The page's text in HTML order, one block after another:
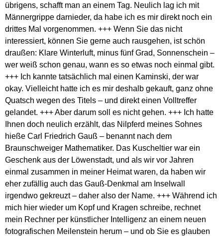
übrigens, schafft man an einem Tag. Neulich lag ich mit
Männergrippe darnieder, da habe ich es mir direkt noch ein
drittes Mal vorgenommen. +++ Wenn Sie das nicht
interessiert, können Sie gerne auch rausgehen, ist schön
draußen: Klare Winterluft, minus fünf Grad, Sonnenschein –
wer weiß schon genau, wann es so etwas noch einmal gibt.
+++ Ich kannte tatsächlich mal einen Kaminski, der war
okay. Vielleicht hatte ich es mir deshalb gekauft, ganz ohne
Quatsch wegen des Titels – und direkt einen Volltreffer
gelandet. +++ Aber darum soll es nicht gehen. +++ Ich hatte
Ihnen doch neulich erzählt, das Nilpferd meines Sohnes
hieße Carl Friedrich Gauß – benannt nach dem
Braunschweiger Mathematiker. Das Kuscheltier war ein
Geschenk aus der Löwenstadt, und als wir vor Jahren
einmal zusammen in meiner Heimat waren, da haben wir
eher zufällig auch das Gauß-Denkmal am Inselwall
irgendwo gekreuzt – daher also der Name. +++ Während ich
mich hier wieder um Kopf und Kragen schreibe, rechnet
mein Rechner per künstlicher Intelligenz an einem neuen
fotografischen Meilenstein herum – und ob Sie es glauben